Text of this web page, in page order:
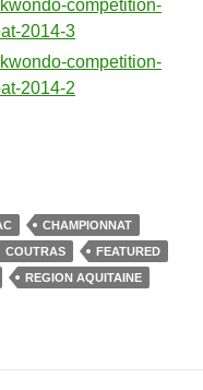
CHAMPIONNAT
COUTRAS
FEATURED
REGION AQUITAINE